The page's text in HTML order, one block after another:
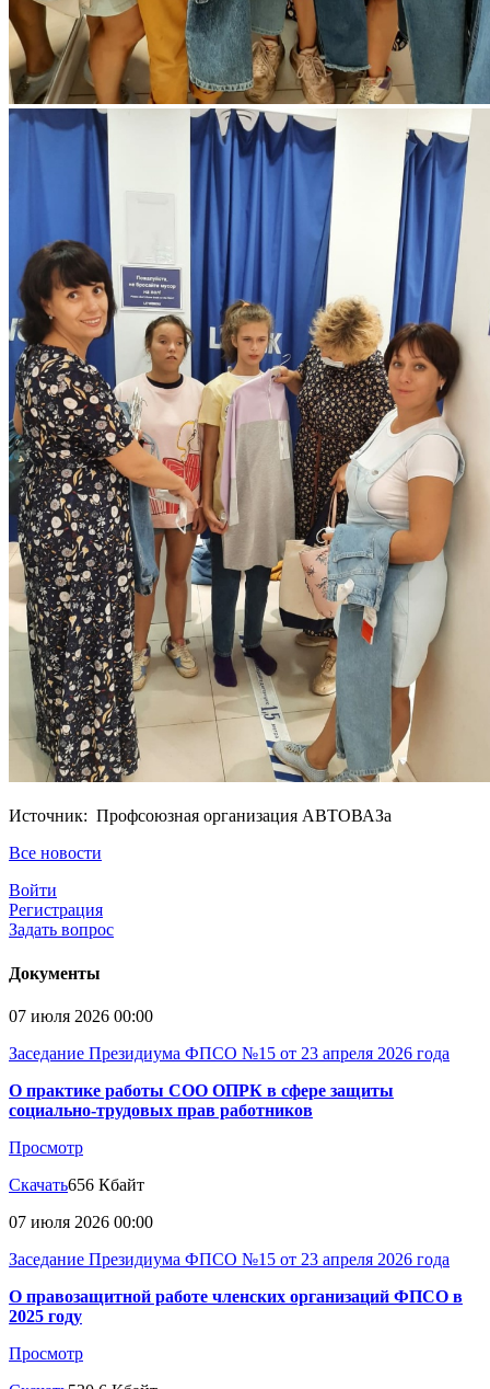
Источник: Профсоюзная организация АВТОВАЗа
Все новости
Войти
Регистрация
Задать вопрос
Документы
07 июля 2026 00:00
Заседание Президиума ФПСО №15 от 23 апреля 2026 года
О практике работы СОО ОПРК в сфере защиты
социально-трудовых прав работников
Просмотр
Скачать656 Кбайт
07 июля 2026 00:00
Заседание Президиума ФПСО №15 от 23 апреля 2026 года
О правозащитной работе членских организаций ФПСО в
2025 году
Просмотр